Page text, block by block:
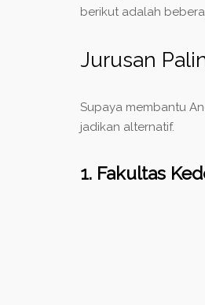
berikut adalah
Jurusan
Supaya membantu
jadikan alternatif.
1. Fakultas